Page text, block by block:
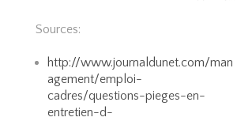
Sources:
http://www.journaldunet.com/man
agement/emploi-
cadres/questions-pieges-en-
entretien-d-